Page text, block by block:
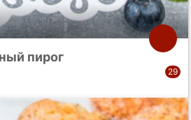
пирог